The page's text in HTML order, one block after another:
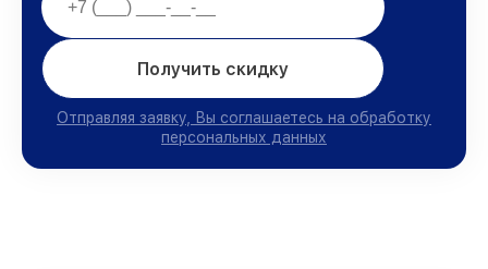
Получить скидку
Отправляя заявку, Вы соглашаетесь на обработку
персональных данных